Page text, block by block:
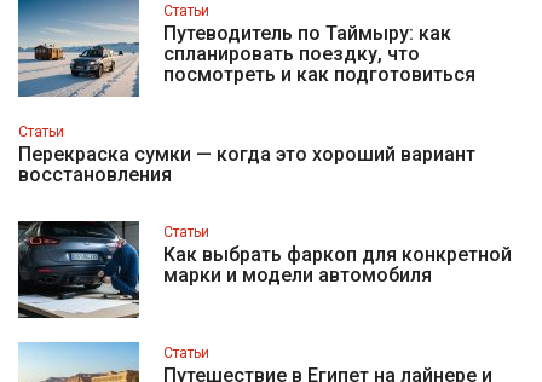
Статьи
Путеводитель по Таймыру: как
спланировать поездку, что
посмотреть и как подготовиться
Статьи
Перекраска сумки — когда это хороший вариант
восстановления
Статьи
Как выбрать фаркоп для конкретной
марки и модели автомобиля
Статьи
Путешествие в Египет на лайнере и